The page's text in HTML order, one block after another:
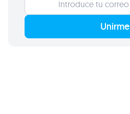
Unirme